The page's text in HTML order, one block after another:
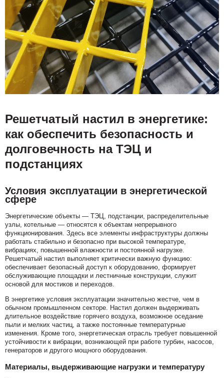
Решетчатый настил в энергетике:
как обеспечить безопасность и
долговечность на ТЭЦ и
подстанциях
Условия эксплуатации в энергетической
сфере
Энергетические объекты — ТЭЦ, подстанции, распределительные
узлы, котельные — относятся к объектам непрерывного
функционирования. Здесь все элементы инфраструктуры должны
работать стабильно и безопасно при высокой температуре,
вибрациях, повышенной влажности и постоянной нагрузке.
Решетчатый настил выполняет критически важную функцию:
обеспечивает безопасный доступ к оборудованию, формирует
обслуживающие площадки и лестничные конструкции, служит
основой для мостиков и переходов.
В энергетике условия эксплуатации значительно жестче, чем в
обычном промышленном секторе. Настил должен выдерживать
длительное воздействие горячего воздуха, возможное оседание
пыли и мелких частиц, а также постоянные температурные
изменения. Кроме того, энергетическая отрасль требует повышенной
устойчивости к вибрации, возникающей при работе турбин, насосов,
генераторов и другого мощного оборудования.
Материалы, выдерживающие нагрузки и температуру